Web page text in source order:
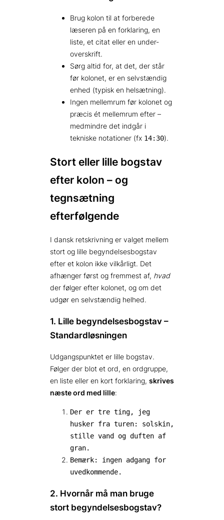
Brug kolon til at forberede
læseren på en forklaring, en
liste, et citat eller en under­
overskrift.
Sørg altid for, at det, der står
før kolonet, er en selvstændig
enhed (typisk en helsætning).
Ingen mellemrum før kolonet og
præcis ét mellemrum efter –
medmindre det indgår i
tekniske notationer (fx 14:30).
Stort eller lille bogstav
efter kolon – og
tegnsætning
efterfølgende
I dansk retskrivning er valget mellem
stort og lille begyndelsesbogstav
efter et kolon ikke vilkårligt. Det
afhænger først og fremmest af, hvad
der følger efter kolonet, og om det
udgør en selvstændig helhed.
1. Lille begyndelsesbogstav –
Standardløsningen
Udgangspunktet er lille bogstav.
Følger der blot et ord, en ordgruppe,
en liste eller en kort forklaring, skrives
næste ord med lille:
Der er tre ting, jeg
husker fra turen: solskin,
stille vand og duften af
gran.
Bemærk: ingen adgang for
uvedkommende.
2. Hvornår må man bruge
stort begyndelsesbogstav?